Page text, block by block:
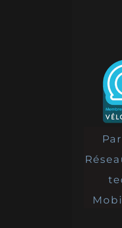
Réseau National de
Mobiles du Cycle